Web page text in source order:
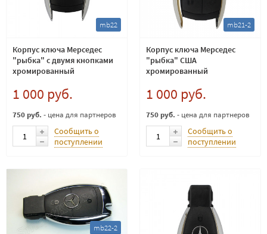
mb22
Корпус ключа Мерседес
"рыбка" с двумя кнопками
хромированный
1 000 руб.
750 руб. - цена для партнеров
Сообщить о
поступлении
mb21-2
Корпус ключа Мерседес
"рыбка" США
хромированный
1 000 руб.
750 руб. - цена для партнеров
Сообщить о
поступлении
mb22-2